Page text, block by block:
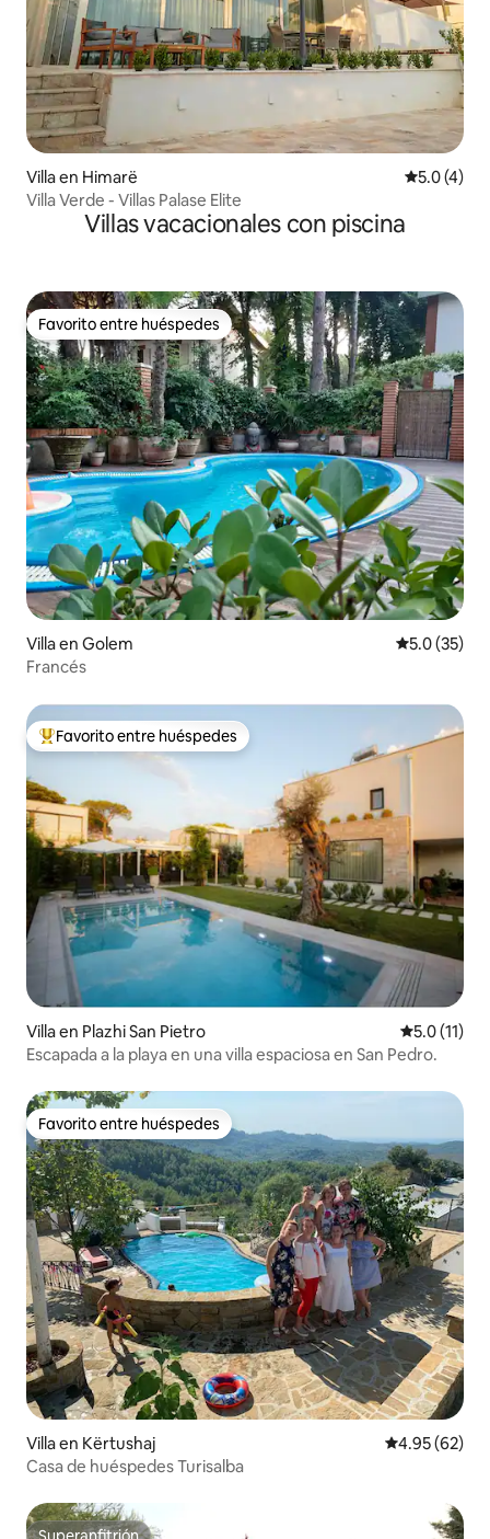
Villa en Himarë
5.0 (4)
Villa Verde - Villas Palase Elite
Villas vacacionales con piscina
Favorito entre huéspedes
Favorito entre huéspedes
Villa en Golem Calificación
5.0 (35)
Francés
Favorito entre huéspedes preferido
Favorito entre huéspedes
Villa en Plazhi San Pietro Calificación
5.0 (11)
Escapada a la playa en una villa espaciosa en San Pedro.
Favorito entre huéspedes
Favorito entre huéspedes
Villa en Kërtushaj Calificación
4.95 (62)
Casa de huéspedes Turisalba